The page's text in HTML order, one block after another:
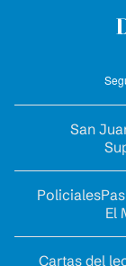
San
Policiales
El
Cartas del